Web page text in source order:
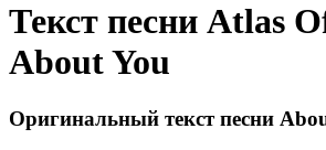
Текст песни Atlas
About You
Оригинальный текст песни